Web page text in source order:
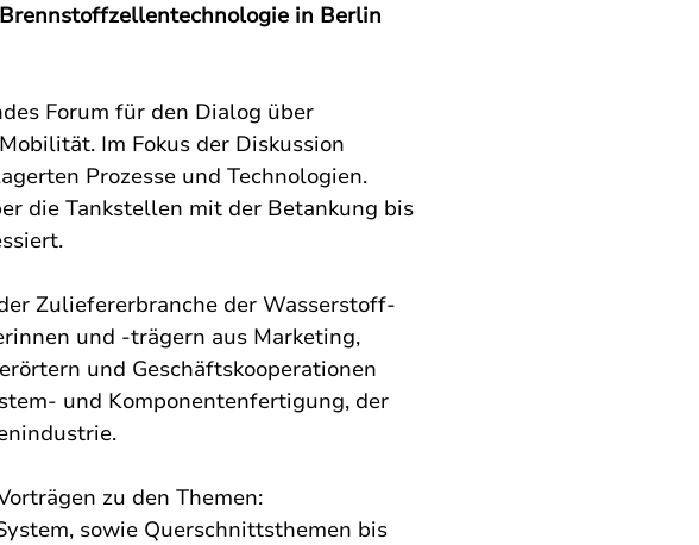
in Berlin
Forum für den Dialog über
Im Fokus der Diskussion
Prozesse und Technologien.
die Tankstellen mit der Betankung bis
Zuliefererbranche der Wasserstoff-
und -trägern aus Marketing,
und Geschäftskooperationen
und Komponentenfertigung, der
zu den Themen:
sowie Querschnittsthemen bis